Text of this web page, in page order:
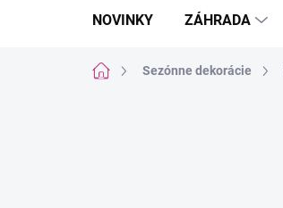
NOVINKY ZÁHRADA
DomovSezónne dekorácie